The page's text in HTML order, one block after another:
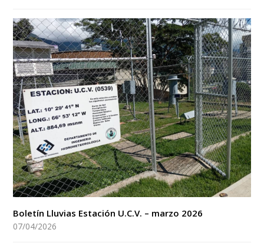
Boletín Lluvias Estación U.C.V. – marzo 2026
07/04/2026